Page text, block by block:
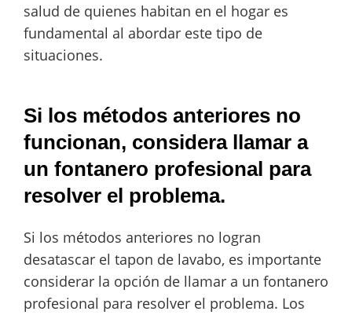
salud de quienes habitan en el hogar es
fundamental al abordar este tipo de
situaciones.
Si los métodos anteriores no
funcionan, considera llamar a
un fontanero profesional para
resolver el problema.
Si los métodos anteriores no logran
desatascar el tapon de lavabo, es importante
considerar la opción de llamar a un fontanero
profesional para resolver el problema. Los